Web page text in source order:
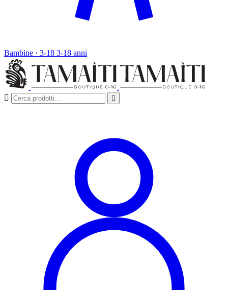
Bambine · 3-18 3-18 anni
 